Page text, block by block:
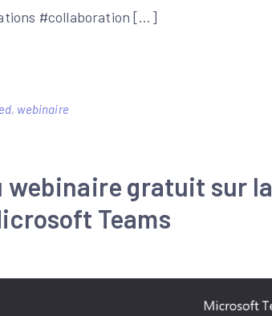
#collaboration […]
, webinaire
webinaire gratuit sur la
Teams